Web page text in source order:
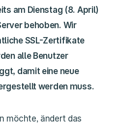
am Dienstag (8. April)
behoben. Wir
SSL-Zertifikate
alle Benutzer
damit eine neue
werden muss.
möchte, ändert das